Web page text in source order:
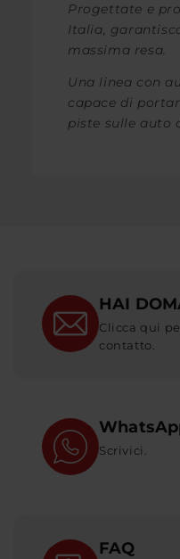
Progettate e
Italia,
massima resa.
Una linea con
capace di
piste sulle auto
HAI
Clicca qui
contatto.
Scrivici.
FAQ